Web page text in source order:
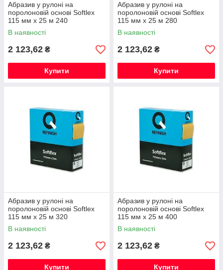
Абразив у рулоні на
поролоновій основі Softlex
115 мм х 25 м 240
В наявності
2 123,62 ₴
Купити
Абразив у рулоні на
поролоновій основі Softlex
115 мм х 25 м 280
В наявності
2 123,62 ₴
Купити
Абразив у рулоні на
поролоновій основі Softlex
115 мм х 25 м 320
В наявності
2 123,62 ₴
Купити
Абразив у рулоні на
поролоновій основі Softlex
115 мм х 25 м 400
В наявності
2 123,62 ₴
Купити